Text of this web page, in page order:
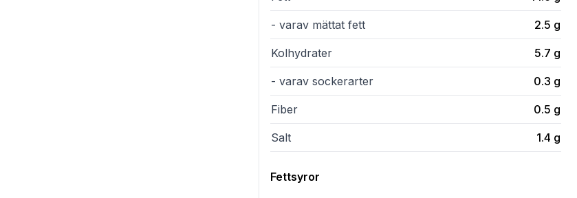
- varav mättat fett 2.5 g
Kolhydrater 5.7 g
- varav sockerarter 0.3 g
Fiber 0.5 g
Salt 1.4 g
Fettsyror